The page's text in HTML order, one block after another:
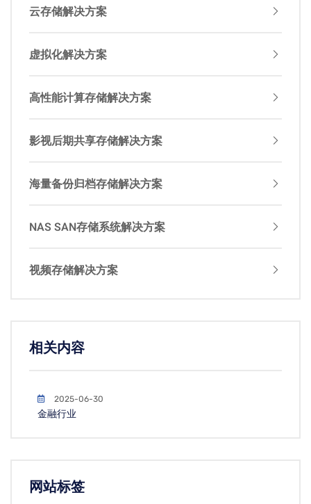
云存储解决方案
虚拟化解决方案
高性能计算存储解决方案
影视后期共享存储解决方案
海量备份归档存储解决方案
NAS SAN存储系统解决方案
视频存储解决方案
相关内容
2025-06-30
金融行业
网站标签